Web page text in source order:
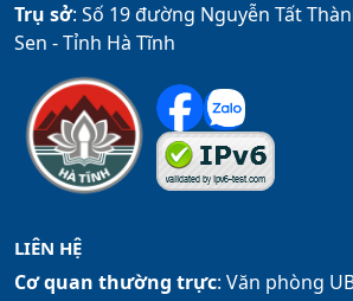
Trụ sở: Số 19 đường Nguyễn Tất
Sen - Tỉnh Hà Tĩnh
LIÊN HỆ
Cơ quan thường trực: Văn phòng